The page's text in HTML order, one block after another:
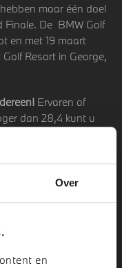
Over
en
maar één doel
Finale. De BMW Golf
en met 19 maart
Resort in George,
Ervaren of
dan 28,4 kunt u
Golf Cup. U dient
u in de spelvorm
van 4 personen. De
Finale van